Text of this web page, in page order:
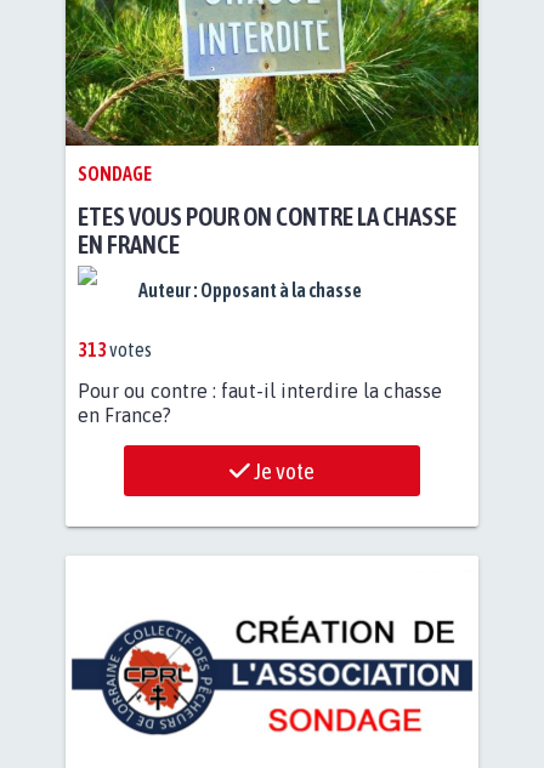
SONDAGE
ETES VOUS POUR ON CONTRE LA CHASSE
EN FRANCE
Auteur : Opposant à la chasse
313votes
Pour ou contre : faut-il interdire la chasse
en France?
Je vote